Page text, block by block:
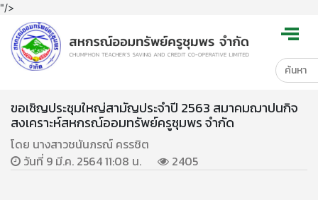
"/>
ขอเชิญประชุมใหญ่สามัญประจำปี 2563 สมาคมฌาปนกิจ
สงเคราะห์สหกรณ์ออมทรัพย์ครูชุมพร จำกัด
โดย นางสาวชนันภรณ์ ครรชิต
วันที่ 9 มี.ค. 2564 11:08 น.
2405